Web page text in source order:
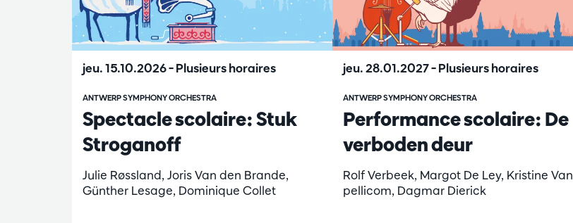
Spectacle scolaire: Stuk
Stroganoff
Julie Røssland, Joris Van den Brande,
Günther Lesage, Dominique Collet
ANTWERP SYMPHONY ORCHESTRA
jeu. 15.10.2026– Plusieurs horaires
Performance scolaire: De
verboden deur
Rolf Verbeek, Margot De Ley, Kristine Van
pellicom, Dagmar Dierick
ANTWERP SYMPHONY ORCHESTRA
jeu. 28.01.2027– Plusieurs horaires